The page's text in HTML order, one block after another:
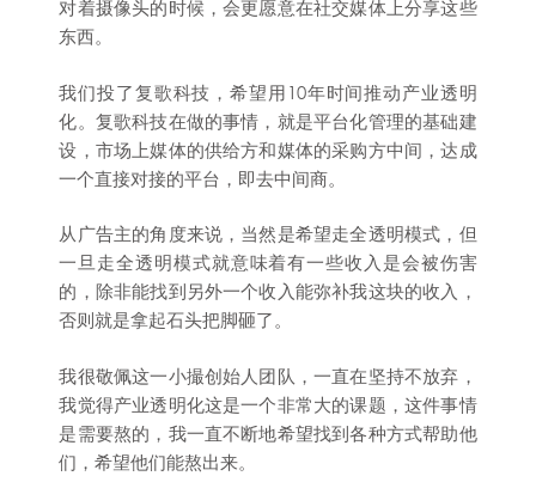
对着摄像头的时候，会更愿意在社交媒体上分享这些
东西。
我们投了复歌科技，希望用10年时间推动产业透明
化。复歌科技在做的事情，就是平台化管理的基础建
设，市场上媒体的供给方和媒体的采购方中间，达成
一个直接对接的平台，即去中间商。
从广告主的角度来说，当然是希望走全透明模式，但
一旦走全透明模式就意味着有一些收入是会被伤害
的，除非能找到另外一个收入能弥补我这块的收入，
否则就是拿起石头把脚砸了。
我很敬佩这一小撮创始人团队，一直在坚持不放弃，
我觉得产业透明化这是一个非常大的课题，这件事情
是需要熬的，我一直不断地希望找到各种方式帮助他
们，希望他们能熬出来。